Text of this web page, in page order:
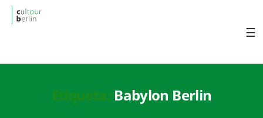
Etiqueta: Babylon Berlin